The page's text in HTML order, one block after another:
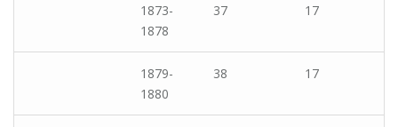
1873-
1878
37 17
1879-
1880
38 17